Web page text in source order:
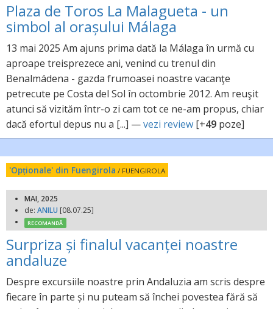
Plaza de Toros La Malagueta - un
simbol al orașului Málaga
13 mai 2025 Am ajuns prima dată la Málaga în urmă cu
aproape treisprezece ani, venind cu trenul din
Benalmádena - gazda frumoasei noastre vacanţe
petrecute pe Costa del Sol în octombrie 2012. Am reuşit
atunci să vizităm într-o zi cam tot ce ne-am propus, chiar
dacă efortul depus nu a [...] —vezi review [+49 poze]
'Opționale' din Fuengirola / FUENGIROLA
MAI, 2025
de: ANILU [08.07.25]
RECOMANDĂ
Surpriza și finalul vacanței noastre
andaluze
Despre excursiile noastre prin Andaluzia am scris despre
fiecare în parte și nu puteam să închei povestea fără să